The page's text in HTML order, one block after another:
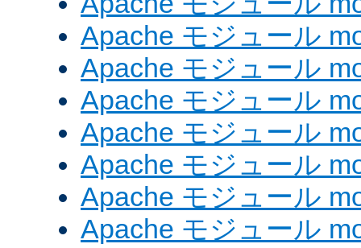
Apache モジュール
Apache モジュール
Apache モジュール
Apache モジュール
Apache モジュール
Apache モジュール
Apache モジュール